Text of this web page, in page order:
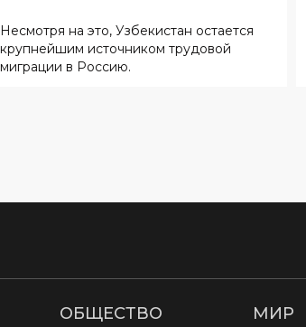
Несмотря на это, Узбекистан остается
крупнейшим источником трудовой
миграции в Россию.
ОБЩЕСТВО МИР